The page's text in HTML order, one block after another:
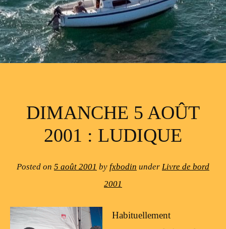
DIMANCHE 5 AOÛT
2001 : LUDIQUE
Posted on 5 août 2001 by fxbodin under Livre de bord
2001
Habituellement